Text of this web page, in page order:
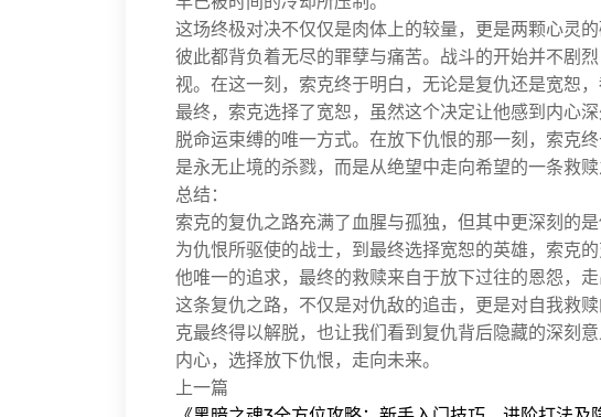
这场终极对决不仅仅是肉体上的较量，更是两颗心灵
彼此都背负着无尽的罪孽与痛苦。战斗的开始并不剧
视。在这一刻，索克终于明白，无论是复仇还是宽恕，
最终，索克选择了宽恕，虽然这个决定让他感到内心
脱命运束缚的唯一方式。在放下仇恨的那一刻，索克
是永无止境的杀戮，而是从绝望中走向希望的一条救赎
总结：
索克的复仇之路充满了血腥与孤独，但其中更深刻的
为仇恨所驱使的战士，到最终选择宽恕的英雄，索克
他唯一的追求，最终的救赎来自于放下过往的恩怨，走
这条复仇之路，不仅是对仇敌的追击，更是对自我救
克最终得以解脱，也让我们看到复仇背后隐藏的深刻
内心，选择放下仇恨，走向未来。
上一篇